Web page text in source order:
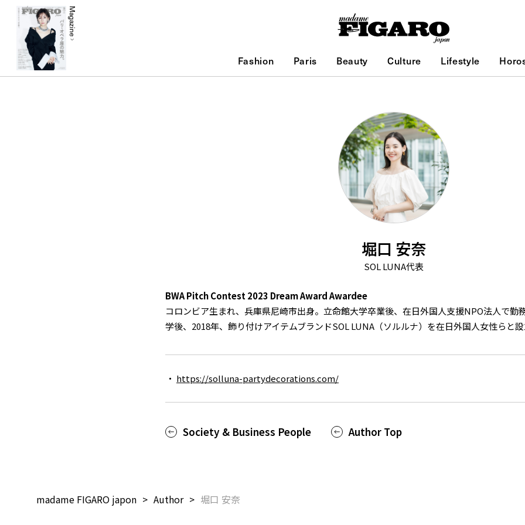
Magazine
Fashion Paris Beauty Culture Lifestyle
堀口 安奈
SOL LUNA代表
BWA Pitch Contest 2023 Dream Award Awardee
コロンビア生まれ、兵庫県尼崎市出身。立命館大学卒業後、在日外国人支援NPO法人で勤
学後、2018年、飾り付けアイテムブランドSOL LUNA（ソルルナ）を在日外国人女性らと設
https://solluna-partydecorations.com/
Society & Business People Author Top
madame FIGARO japon Author 堀口 安奈